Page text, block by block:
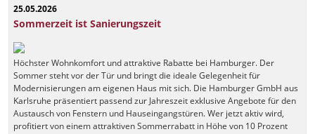
25.05.2026
Sommerzeit ist Sanierungszeit
Höchster Wohnkomfort und attraktive Rabatte bei Hamburger. Der
Sommer steht vor der Tür und bringt die ideale Gelegenheit für
Modernisierungen am eigenen Haus mit sich. Die Hamburger GmbH aus
Karlsruhe präsentiert passend zur Jahreszeit exklusive Angebote für den
Austausch von Fenstern und Hauseingangstüren. Wer jetzt aktiv wird,
profitiert von einem attraktiven Sommerrabatt in Höhe von 10 Prozent